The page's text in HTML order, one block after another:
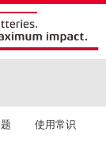
使用常识